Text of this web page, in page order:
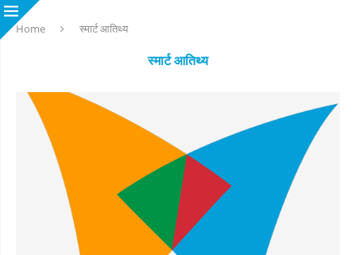
Home स्मार्ट आतिथ्य
स्मार्ट आतिथ्य